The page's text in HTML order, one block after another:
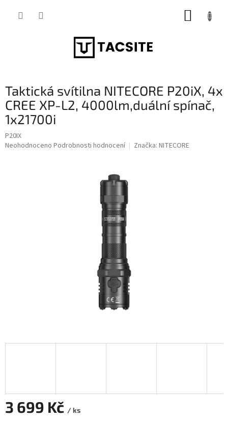
Taktická svítilna NITECORE P20iX, 4x
CREE XP-L2, 4000lm,duální spínač,
1x21700i
P20IX
Průměrné
Neohodnoceno Podrobnosti hodnocení Značka: NITECORE
3 699 Kč / ks